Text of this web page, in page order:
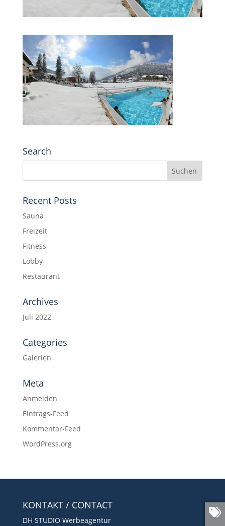
Search
Recent Posts
Sauna
Freizeit
Fitness
Lobby
Restaurant
Archives
Juli 2022
Categories
Galerien
Meta
Anmelden
Eintrags-Feed
Kommentar-Feed
WordPress.org
KONTAKT / CONTACT
DH STUDIO Werbeagentur